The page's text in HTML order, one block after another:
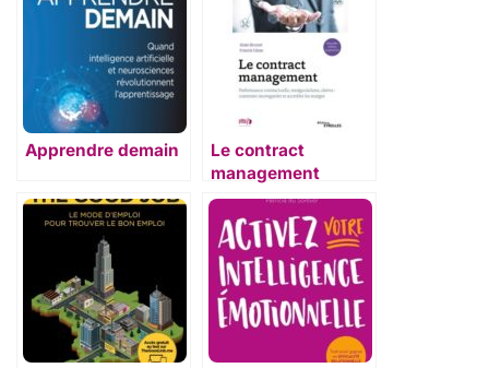
Apprendre demain
Le contract
management